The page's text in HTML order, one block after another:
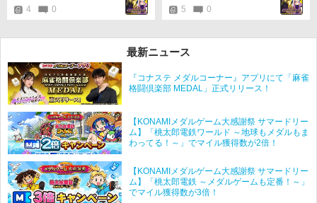
4 0 5 0
最新ニュース
『コナステ メダルコーナー』アプリにて「麻雀
格闘倶楽部 MEDAL」正式リリース！
【KONAMIメダルゲーム大感謝祭 サマードリー
ム】「桃太郎電鉄ワールド ～地球もメダルもま
わってる！～」でマイル獲得数が2倍！
【KONAMIメダルゲーム大感謝祭 サマードリー
ム】「桃太郎電鉄 ～メダルゲームも定番！～」
でマイル獲得数が3倍！